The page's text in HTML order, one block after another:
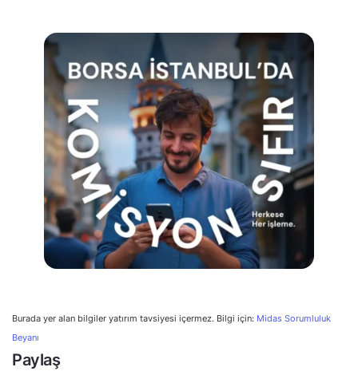
Burada yer alan bilgiler yatırım tavsiyesi içermez. Bilgi için: Midas Sorumluluk
Beyanı
Paylaş